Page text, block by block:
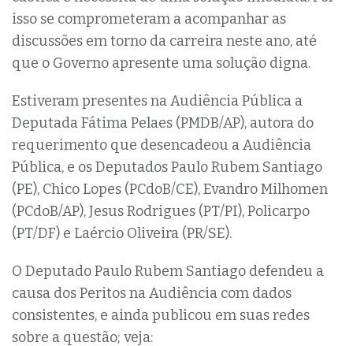
isso se comprometeram a acompanhar as
discussões em torno da carreira neste ano, até
que o Governo apresente uma solução digna.
Estiveram presentes na Audiência Pública a
Deputada Fátima Pelaes (PMDB/AP), autora do
requerimento que desencadeou a Audiência
Pública, e os Deputados Paulo Rubem Santiago
(PE), Chico Lopes (PCdoB/CE), Evandro Milhomen
(PCdoB/AP), Jesus Rodrigues (PT/PI), Policarpo
(PT/DF) e Laércio Oliveira (PR/SE).
O Deputado Paulo Rubem Santiago defendeu a
causa dos Peritos na Audiência com dados
consistentes, e ainda publicou em suas redes
sobre a questão; veja: